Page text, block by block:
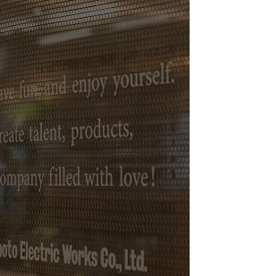
採用
製品情報
採用情報
お問い合わせ
プライバシーポリシー